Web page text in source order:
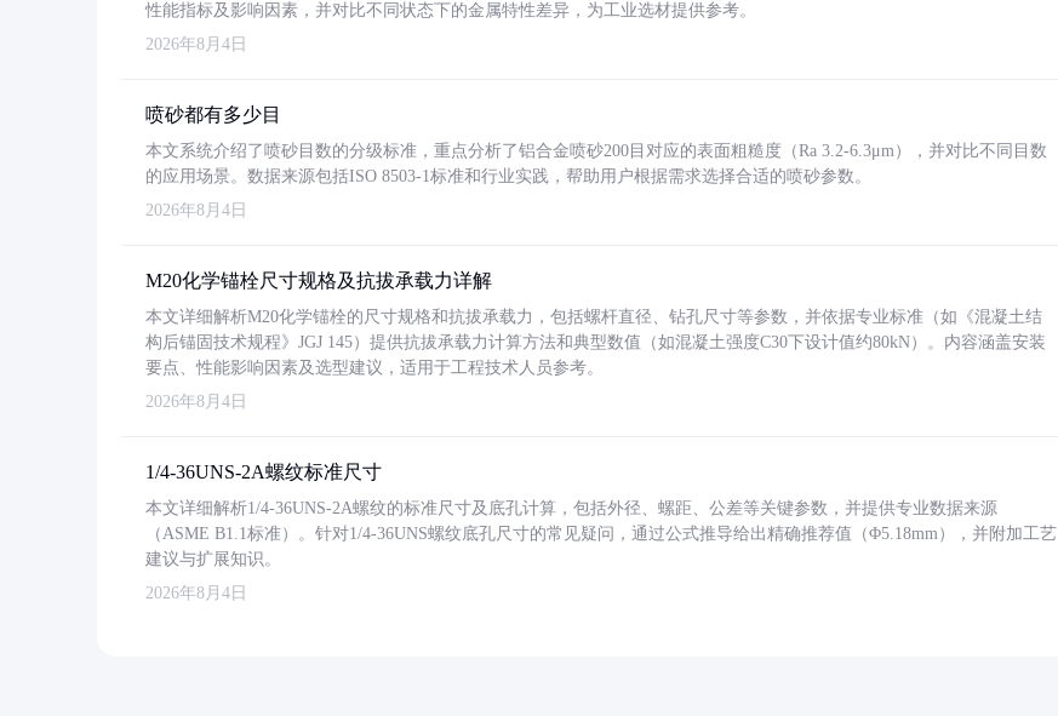
性能指标及影响因素，并对比不同状态下的金属特性差异，为工业选材提供参考。
2026年8月4日
喷砂都有多少目
本文系统介绍了喷砂目数的分级标准，重点分析了铝合金喷砂200目对应的表面粗糙度（Ra 3.2-6.3μm），并对比不同目数
的应用场景。数据来源包括ISO 8503-1标准和行业实践，帮助用户根据需求选择合适的喷砂参数。
2026年8月4日
M20化学锚栓尺寸规格及抗拔承载力详解
本文详细解析M20化学锚栓的尺寸规格和抗拔承载力，包括螺杆直径、钻孔尺寸等参数，并依据专业标准（如《混凝土结
构后锚固技术规程》JGJ 145）提供抗拔承载力计算方法和典型数值（如混凝土强度C30下设计值约80kN）。内容涵盖安装
要点、性能影响因素及选型建议，适用于工程技术人员参考。
2026年8月4日
1/4-36UNS-2A螺纹标准尺寸
本文详细解析1/4-36UNS-2A螺纹的标准尺寸及底孔计算，包括外径、螺距、公差等关键参数，并提供专业数据来源
（ASME B1.1标准）。针对1/4-36UNS螺纹底孔尺寸的常见疑问，通过公式推导给出精确推荐值（Φ5.18mm），并附加工艺
建议与扩展知识。
2026年8月4日